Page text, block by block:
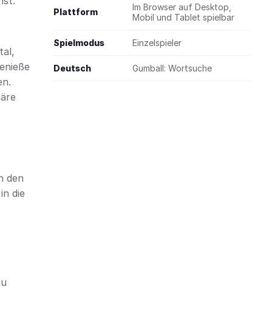
den
die
Plattform
Im Browser auf Desktop,
Mobil und Tablet spielbar
Spielmodus Einzelspieler
Deutsch Gumball: Wortsuche